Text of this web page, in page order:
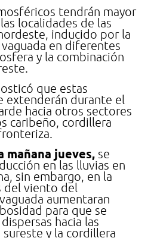
tendrán mayor
localidades de las
inducido por la
en diferentes
y la combinación
que estas
extenderán durante el
hacia otros sectores
caribeño, cordillera
mañana jueves, se
en las lluvias en
sin embargo, en la
del viento del
aumentaran
para que se
hacia las
y la cordillera